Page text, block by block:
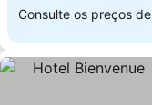
Consulte os preços de